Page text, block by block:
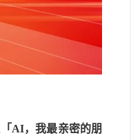
「AI，我最亲密的朋